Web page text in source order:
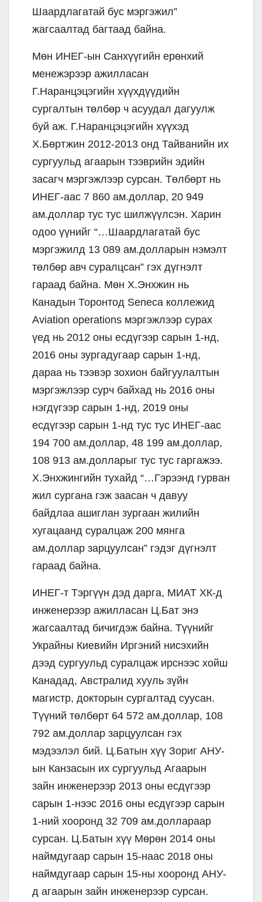
Шаардлагатай бус мэргэжил”
жагсаалтад багтаад байна.
Мөн ИНЕГ-ын Санхүүгийн ерөнхий
менежэрээр ажилласан
Г.Наранцэцэгийн хүүхдүүдийн
сургалтын төлбөр ч асуудал дагуулж
буй аж. Г.Наранцэцэгийн хүүхэд
Х.Бөртжин 2012-2013 онд Тайванийн их
сургуульд агаарын тээврийн эдийн
засагч мэргэжлээр сурсан. Төлбөрт нь
ИНЕГ-аас 7 860 ам.доллар, 20 949
ам.доллар тус тус шилжүүлсэн. Харин
одоо үүнийг “…Шаардлагатай бус
мэргэжилд 13 089 ам.долларын нэмэлт
төлбөр авч суралцсан” гэх дүгнэлт
гараад байна. Мөн Х.Энхжин нь
Канадын Торонтод Seneca коллежид
Aviation operations мэргэжлээр сурах
үед нь 2012 оны есдүгээр сарын 1-нд,
2016 оны зургадугаар сарын 1-нд,
дараа нь тээвэр зохион байгуулалтын
мэргэжлээр сурч байхад нь 2016 оны
нэгдүгээр сарын 1-нд, 2019 оны
есдүгээр сарын 1-нд тус тус ИНЕГ-аас
194 700 ам.доллар, 48 199 ам.доллар,
108 913 ам.долларыг тус тус гаргажээ.
Х.Энхжингийн тухайд “…Гэрээнд гурван
жил сургана гэж заасан ч давуу
байдлаа ашиглан зургаан жилийн
хугацаанд суралцаж 200 мянга
ам.доллар зарцуулсан” гэдэг дүгнэлт
гараад байна.
ИНЕГ-т Тэргүүн дэд дарга, МИАТ ХК-д
инженерээр ажилласан Ц.Бат энэ
жагсаалтад бичигдэж байна. Түүнийг
Украйны Киевийн Иргэний нисэхийн
дээд сургуульд суралцаж ирснээс хойш
Канадад, Австралид хууль зүйн
магистр, докторын сургалтад суусан.
Түүний төлбөрт 64 572 ам.доллар, 108
792 ам.доллар зарцуулсан гэх
мэдээлэл бий. Ц.Батын хүү Зориг АНУ-
ын Канзасын их сургуульд Агаарын
зайн инженерээр 2013 оны есдүгээр
сарын 1-нээс 2016 оны есдүгээр сарын
1-ний хооронд 32 709 ам.доллараар
сурсан. Ц.Батын хүү Мөрөн 2014 оны
наймдугаар сарын 15-наас 2018 оны
наймдугаар сарын 15-ны хооронд АНУ-
д агаарын зайн инженерээр сурсан.